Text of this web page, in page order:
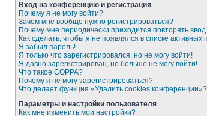
Вход на конференцию и регистрация
Почему я не могу войти?
Зачем мне вообще нужно регистрироваться?
Почему мне периодически приходится повторять
Как сделать, чтобы я не появлялся в списке активных
Я забыл пароль!
Я только что зарегистрировался, но не могу войти!
Я давно зарегистрирован, но больше не могу войти!
Что такое COPPA?
Почему я не могу зарегистрироваться?
Что делает функция «Удалить cookies конференции»?
Параметры и настройки пользователя
Как мне изменить мои настройки?